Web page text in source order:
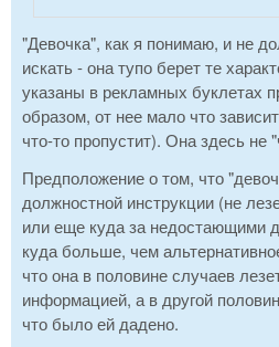
"Девочка", как я понимаю, и не
искать - она тупо берет те
указаны в рекламных буклетах
образом, от нее мало что
что-то пропустит). Она здесь не
Предположение о том, что
должностной инструкции (не
или еще куда за недостающими
куда больше, чем
что она в половине случаев
информацией, а в другой
что было ей дадено.